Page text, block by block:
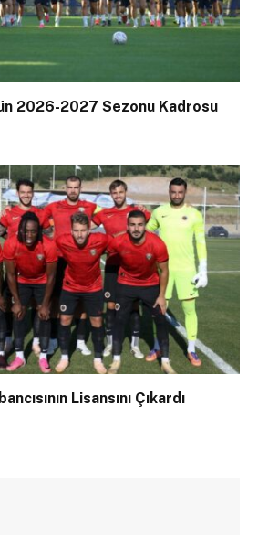
2026-2027 Sezonu Kadrosu
Lisansını Çıkardı